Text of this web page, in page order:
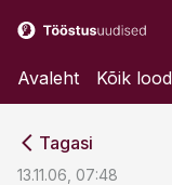
Avaleht Kõik lood
Tagasi
13.11.06, 07:48